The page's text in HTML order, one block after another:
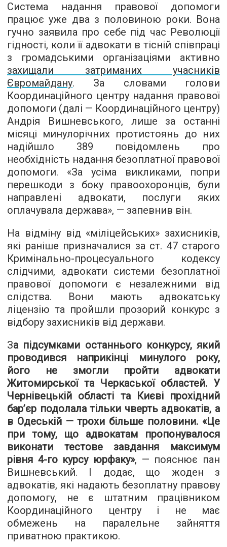
Система надання правової допомоги
працює уже два з половиною роки. Вона
гучно заявила про себе під час Революції
гідності, коли її адвокати в тісній співпраці
з громадськими організаціями активно
захищали затриманих учасників
Євромайдану. За словами голови
Координаційного центру надання правової
допомоги (далі — Координаційного центру)
Андрія Вишневського, лише за останні
місяці минулорічних протистоянь до них
надійшло 389 повідомлень про
необхідність надання безоплатної правової
допомоги. «За усіма викликами, попри
перешкоди з боку правоохоронців, були
направлені адвокати, послуги яких
оплачувала держава», — запевнив він.
На відміну від «міліцейських» захисників,
які раніше призначалися за ст. 47 старого
Кримінально-процесуального кодексу
слідчими, адвокати системи безоплатної
правової допомоги є незалежними від
слідства. Вони мають адвокатську
ліцензію та пройшли прозорий конкурс з
відбору захисників від держави.
За підсумками останнього конкурсу, який
проводився наприкінці минулого року,
його не змогли пройти адвокати
Житомирської та Черкаської областей. У
Чернівецькій області та Києві прохідний
бар’єр подолала тільки чверть адвокатів, а
в Одеській — трохи більше половини. «Це
при тому, що адвокатам пропонувалося
виконати тестове завдання максимум
рівня 4-го курсу юрфаку», — пояснює пан
Вишневський. І додає, що жоден з
адвокатів, які надають безоплатну правову
допомогу, не є штатним працівником
Координаційного центру і не має
обмежень на паралельне зайняття
приватною практикою.